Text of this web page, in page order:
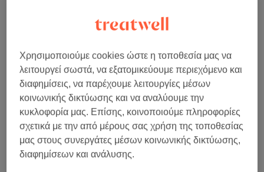
Το Ioulia Spatha Creations στον Άλιμο είναι ένας
καλαίσθητος χώρος που προσφέρει μια ευρεία γκάμα
υπηρεσιών περιποίησης για μια ανανεωτική και χαλαρωτική
εμπειρία. Εκεί θα μπορείς να απολαύσεις αποτρίχωση,
περιποίηση άκρων, επαγγελματικό μακιγιάζ και, φυσικά,
περιποίηση μαλλιών για ένα ανανεωμένο look.
Των Άκρων
4,8
903 κριτικές
Χρησιμοποιούμε cookies ώστε η τοποθεσία μας να
λειτουργεί σωστά, να εξατομικεύουμε περιεχόμενο και
διαφημίσεις, να παρέχουμε λειτουργίες μέσων
κοινωνικής δικτύωσης και να αναλύουμε την
κυκλοφορία μας. Επίσης, κοινοποιούμε πληροφορίες
σχετικά με την από μέρους σας χρήση της τοποθεσίας
μας στους συνεργάτες μέσων κοινωνικής δικτύωσης,
διαφημίσεων και ανάλυσης.